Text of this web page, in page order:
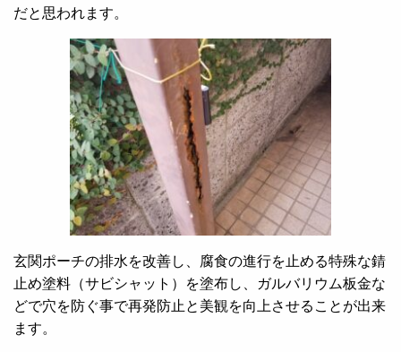
だと思われます。
玄関ポーチの排水を改善し、腐食の進行を止める特殊な錆
止め塗料（サビシャット）を塗布し、ガルバリウム板金な
どで穴を防ぐ事で再発防止と美観を向上させることが出来
ます。